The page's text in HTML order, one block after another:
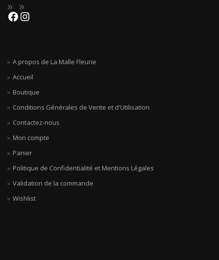
A propos de La Malle Fleurie
Accueil
Boutique
Conditions Générales de Vente et d'Utilisation
Contactez-nous
Mon compte
Panier
Politique de Confidentialité et Mentions Légales
Validation de la commande
Wishlist